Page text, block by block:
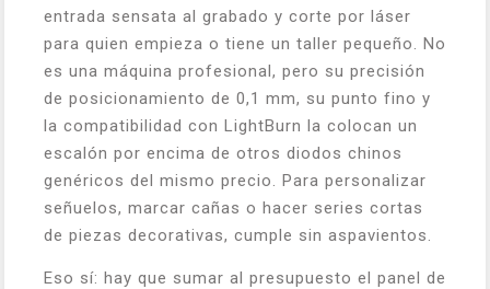
entrada sensata al grabado y corte por láser
para quien empieza o tiene un taller pequeño. No
es una máquina profesional, pero su precisión
de posicionamiento de 0,1 mm, su punto fino y
la compatibilidad con LightBurn la colocan un
escalón por encima de otros diodos chinos
genéricos del mismo precio. Para personalizar
señuelos, marcar cañas o hacer series cortas
de piezas decorativas, cumple sin aspavientos.
Eso sí: hay que sumar al presupuesto el panel de